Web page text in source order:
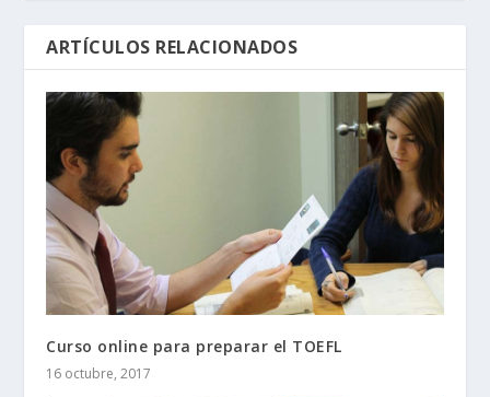
ARTÍCULOS RELACIONADOS
Curso online para preparar el TOEFL
16 octubre, 2017